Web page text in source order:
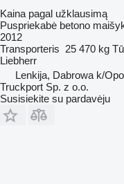
Kaina pagal užklausimą
Puspriekabė betono
2012
Transporteris 25 470 kg
Liebherr
Lenkija, Dabrowa k/
Truckport Sp. z o.o.
Susisiekite su pardavėju